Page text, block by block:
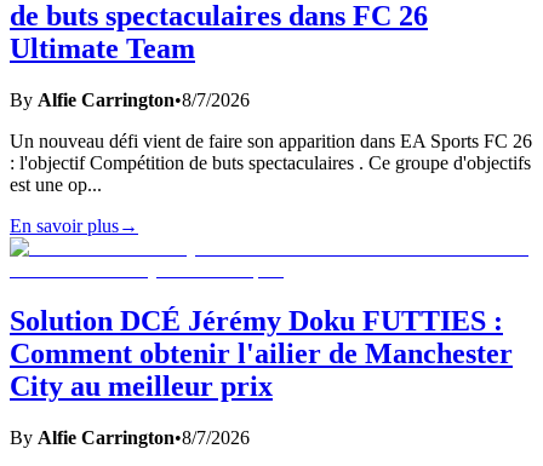
de buts spectaculaires dans FC 26
Ultimate Team
By Alfie Carrington•8/7/2026
Un nouveau défi vient de faire son apparition dans EA Sports FC 26
: l'objectif Compétition de buts spectaculaires . Ce groupe d'objectifs
est une op...
En savoir plus→
Solution DCÉ Jérémy Doku FUTTIES :
Comment obtenir l'ailier de Manchester
City au meilleur prix
By Alfie Carrington•8/7/2026